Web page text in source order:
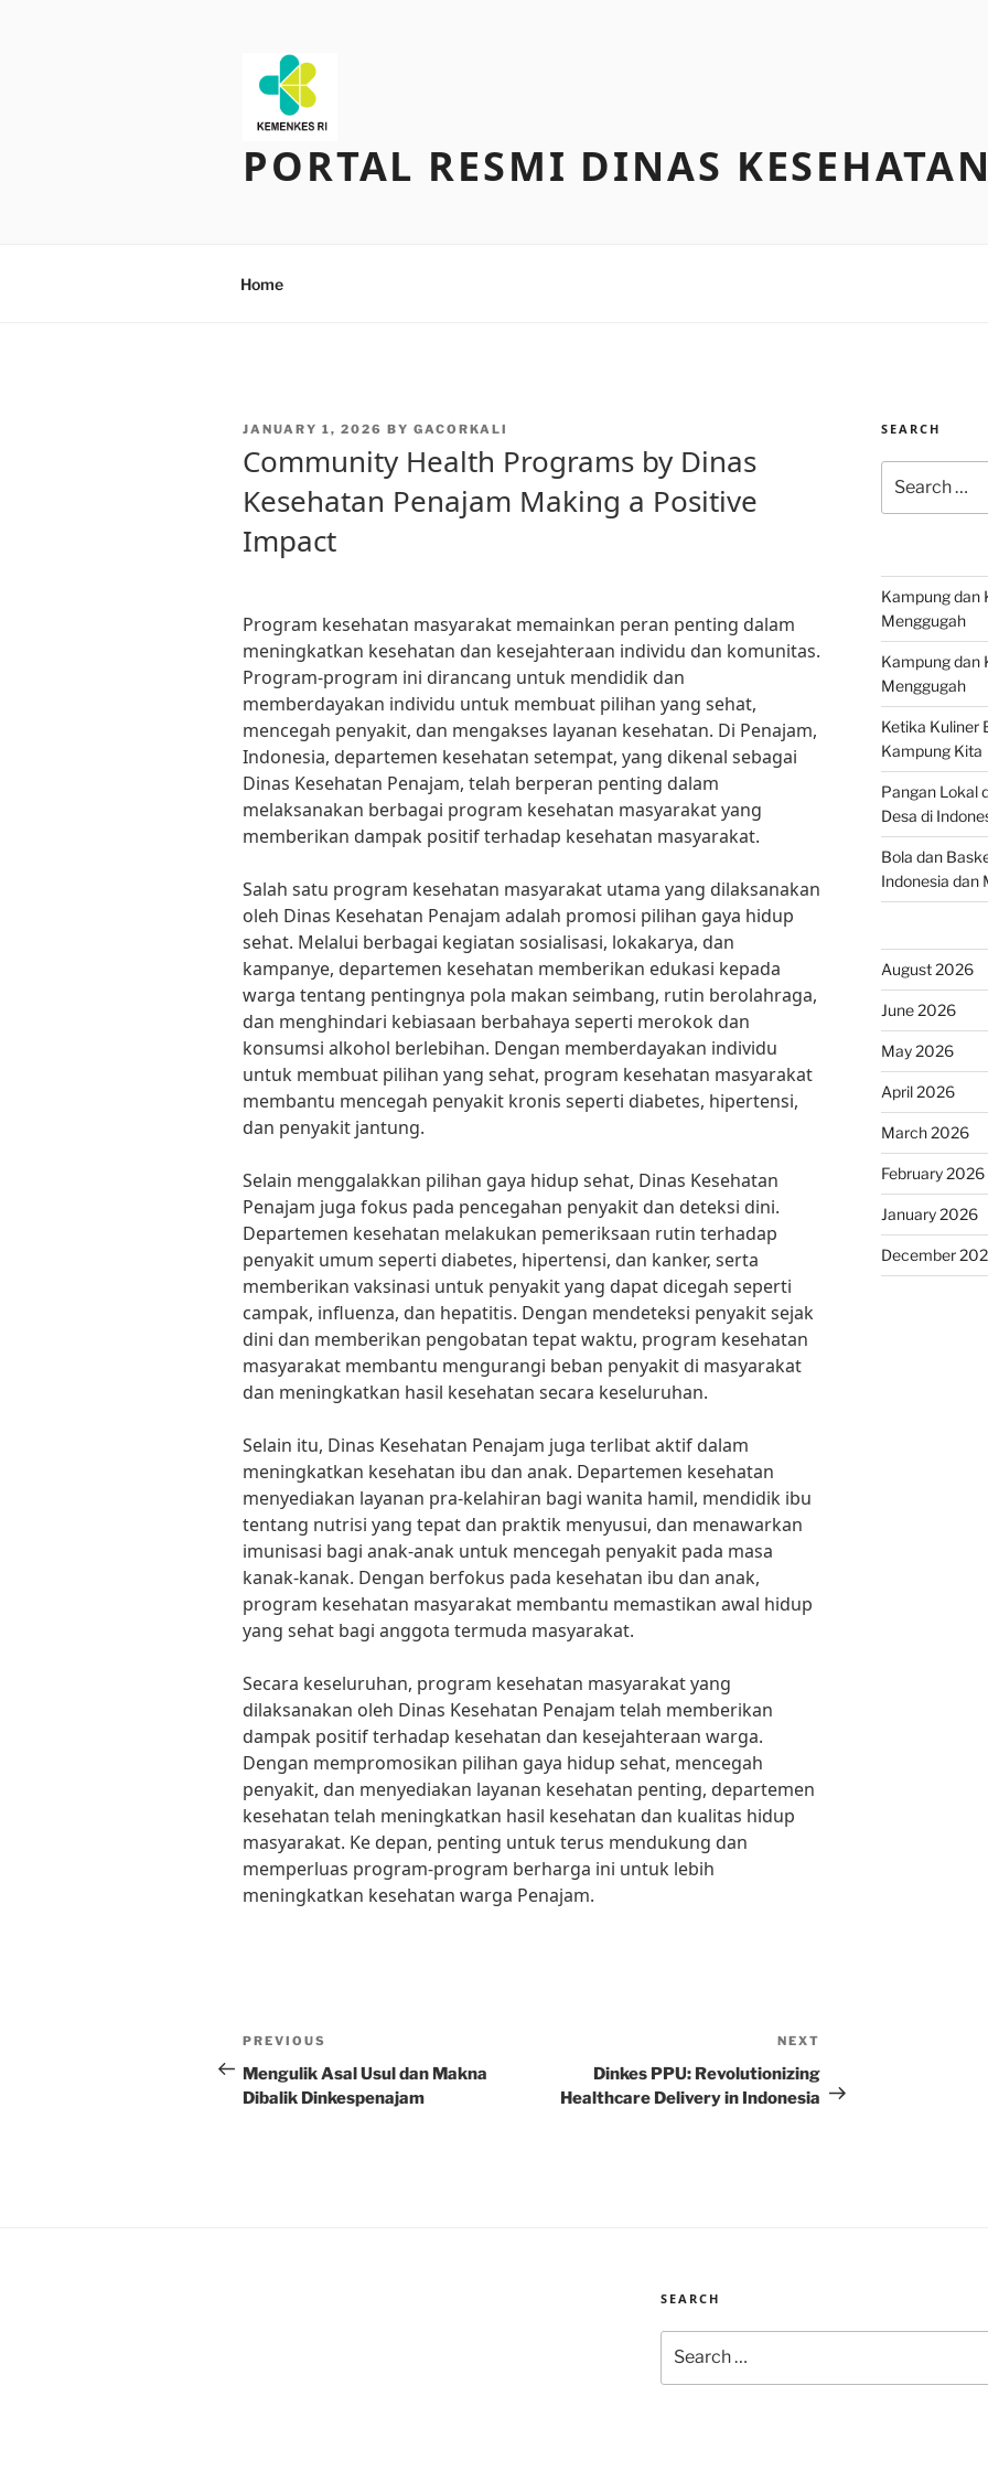
PORTAL RESMI DINAS
Home
POSTED
JANUARY 1, 2026 BY GACORKALI
Community Health Programs by Dinas
Kesehatan Penajam Making a Positive
Impact
Program kesehatan masyarakat memainkan peran penting dalam
meningkatkan kesehatan dan kesejahteraan individu dan komunitas.
Program-program ini dirancang untuk mendidik dan
memberdayakan individu untuk membuat pilihan yang sehat,
mencegah penyakit, dan mengakses layanan kesehatan. Di Penajam,
Indonesia, departemen kesehatan setempat, yang dikenal sebagai
Dinas Kesehatan Penajam, telah berperan penting dalam
melaksanakan berbagai program kesehatan masyarakat yang
memberikan dampak positif terhadap kesehatan masyarakat.
Salah satu program kesehatan masyarakat utama yang dilaksanakan
oleh Dinas Kesehatan Penajam adalah promosi pilihan gaya hidup
sehat. Melalui berbagai kegiatan sosialisasi, lokakarya, dan
kampanye, departemen kesehatan memberikan edukasi kepada
warga tentang pentingnya pola makan seimbang, rutin berolahraga,
dan menghindari kebiasaan berbahaya seperti merokok dan
konsumsi alkohol berlebihan. Dengan memberdayakan individu
untuk membuat pilihan yang sehat, program kesehatan masyarakat
membantu mencegah penyakit kronis seperti diabetes, hipertensi,
dan penyakit jantung.
Selain menggalakkan pilihan gaya hidup sehat, Dinas Kesehatan
Penajam juga fokus pada pencegahan penyakit dan deteksi dini.
Departemen kesehatan melakukan pemeriksaan rutin terhadap
penyakit umum seperti diabetes, hipertensi, dan kanker, serta
memberikan vaksinasi untuk penyakit yang dapat dicegah seperti
campak, influenza, dan hepatitis. Dengan mendeteksi penyakit sejak
dini dan memberikan pengobatan tepat waktu, program kesehatan
masyarakat membantu mengurangi beban penyakit di masyarakat
dan meningkatkan hasil kesehatan secara keseluruhan.
Selain itu, Dinas Kesehatan Penajam juga terlibat aktif dalam
meningkatkan kesehatan ibu dan anak. Departemen kesehatan
menyediakan layanan pra-kelahiran bagi wanita hamil, mendidik ibu
tentang nutrisi yang tepat dan praktik menyusui, dan menawarkan
imunisasi bagi anak-anak untuk mencegah penyakit pada masa
kanak-kanak. Dengan berfokus pada kesehatan ibu dan anak,
program kesehatan masyarakat membantu memastikan awal hidup
yang sehat bagi anggota termuda masyarakat.
Secara keseluruhan, program kesehatan masyarakat yang
dilaksanakan oleh Dinas Kesehatan Penajam telah memberikan
dampak positif terhadap kesehatan dan kesejahteraan warga.
Dengan mempromosikan pilihan gaya hidup sehat, mencegah
penyakit, dan menyediakan layanan kesehatan penting, departemen
kesehatan telah meningkatkan hasil kesehatan dan kualitas hidup
masyarakat. Ke depan, penting untuk terus mendukung dan
memperluas program-program berharga ini untuk lebih
meningkatkan kesehatan warga Penajam.
Post
navigation
Previous
Post
PREVIOUS
Mengulik Asal Usul dan Makna
Dibalik Dinkespenajam
Post
NEXT
Dinkes PPU: Revolutionizing
Healthcare Delivery in Indonesia
SEARCH
for:
Kampung dan
Menggugah
Kampung dan
Menggugah
Ketika Kuliner
Kampung Kita
Pangan Lokal
Desa di
Bola dan
Indonesia dan
August 2026
June 2026
May 2026
April 2026
March 2026
February 2026
January 2026
December
SEARCH
for: